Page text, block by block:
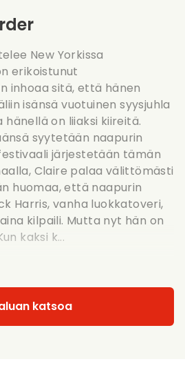
New Yorkissa
erikoistunut
inhoaa sitä, että hänen
isänsä vuotuinen syysjuhla
on liiaksi kiireitä.
syytetään naapurin
järjestetään tämän
Claire palaa välittömästi
huomaa, että naapurin
Harris, vanha luokkatoveri,
kilpaili. Mutta nyt hän on
kaksi k...
katsoa